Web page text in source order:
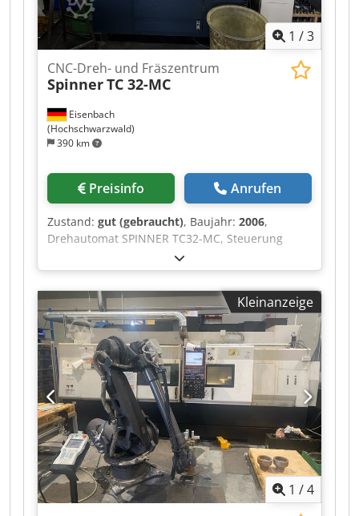
1 /3
Eisenbach
(Hochschwarzwald)
390 km
CNC-Dreh- und Fräszentrum
SpinnerTC 32-MC
Preisinfo Anrufen
Zustand: gut (gebraucht), Baujahr: 2006,
Drehautomat SPINNER TC32-MC, Steuerung
SIEMENS Sinumerik, hydraulischer
Stangenvorschub LNS Super Hydrobar,
Anschaffung 2006 Dedpoztc Hqefx Agxskr
Kleinanzeige
1 /4